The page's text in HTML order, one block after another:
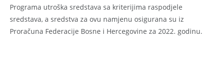
Programa utroška sredstava sa kriterijima raspodjele
sredstava, a sredstva za ovu namjenu osigurana su iz
Proračuna Federacije Bosne i Hercegovine za 2022. godinu.